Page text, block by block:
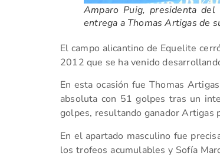
Amparo Puig, presidenta
entrega a Thomas Artigas de
El campo alicantino de Equelite
2012 que se ha venido
En esta ocasión fue Thomas
absoluta con 51 golpes tras un
golpes, resultando ganador Artigas
En el apartado masculino fue
los trofeos acumulables y Sofía